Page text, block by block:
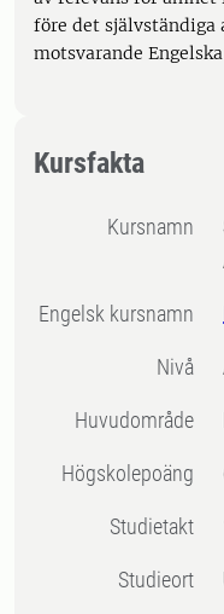
före det självständiga
motsvarande
Kursfakta
Kursnamn
Engelsk kursnamn
Nivå
Huvudområde
högskolepoäng
Studietakt
Studieort